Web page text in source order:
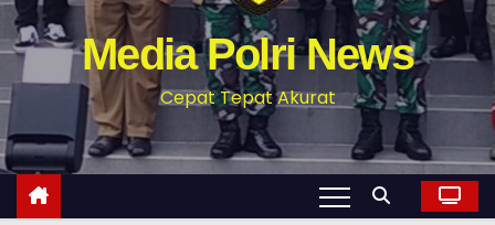
Media Polri News
Cepat Tepat Akurat